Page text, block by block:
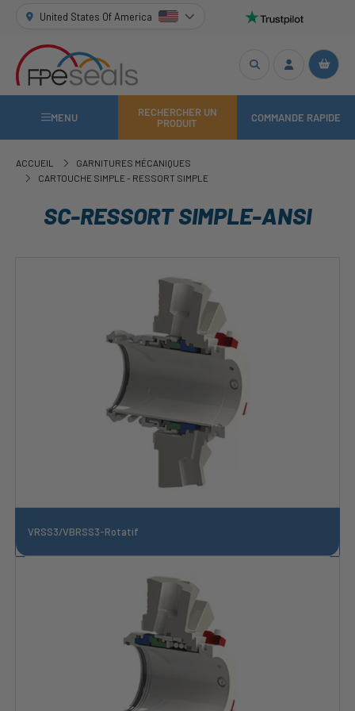
United States Of America
MENU
RECHERCHER UN
PRODUIT
COMMANDE RAPIDE
ACCUEIL
GARNITURES MÉCANIQUES
CARTOUCHE SIMPLE - RESSORT SIMPLE
SC-RESSORT SIMPLE-ANSI
VRSS3/VBRSS3-Rotatif